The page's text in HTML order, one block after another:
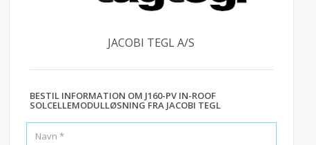
JACOBI TEGL A/S
BESTIL INFORMATION OM J160-PV IN-ROOF
SOLCELLEMODULLØSNING FRA JACOBI TEGL